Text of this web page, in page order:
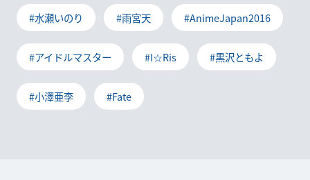
#水瀬いのり #雨宮天 #AnimeJapan2016
#アイドルマスター #I☆Ris #黒沢ともよ
#小澤亜李 #Fate